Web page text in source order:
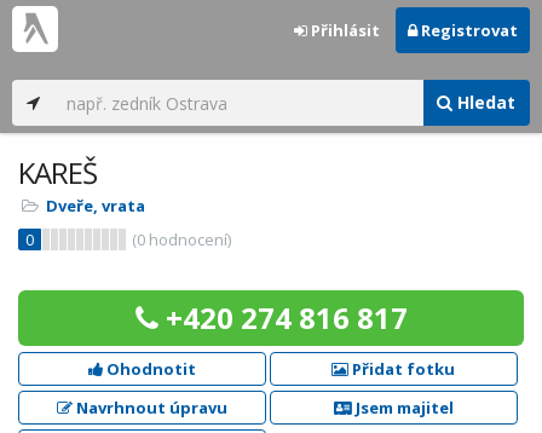
Hledat
Přihlásit Registrovat
KAREŠ
Dveře, vrata
0
(0 hodnocení)
+420 274 816 817
Ohodnotit
Přidat fotku
Navrhnout úpravu
Jsem majitel